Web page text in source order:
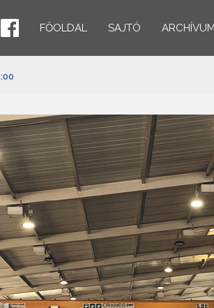
FŐOLDAL SAJTÓ ARCHÍVUM